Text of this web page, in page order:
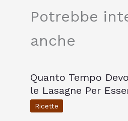
Potrebbe
anche
Quanto Tempo
le Lasagne Per
Ricette